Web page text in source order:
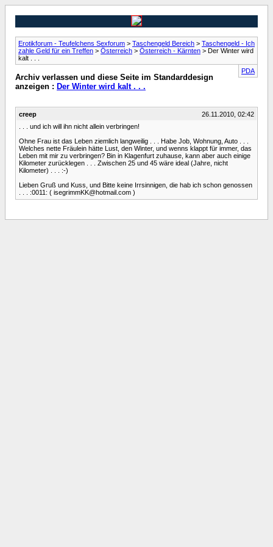
Erotikforum - Teufelchens Sexforum > Taschengeld Bereich > Taschengeld - Ich
zahle Geld für ein Treffen > Österreich > Österreich - Kärnten > Der Winter wird
kalt . . .
PDA
Archiv verlassen und diese Seite im Standarddesign
anzeigen : Der Winter wird kalt . . .
creep
26.11.2010, 02:42
. . . und ich will ihn nicht allein verbringen!
Ohne Frau ist das Leben ziemlich langweilig . . . Habe Job, Wohnung, Auto . . .
Welches nette Fräulein hätte Lust, den Winter, und wenns klappt für immer, das
Leben mit mir zu verbringen? Bin in Klagenfurt zuhause, kann aber auch einige
Kilometer zurücklegen . . . Zwischen 25 und 45 wäre ideal (Jahre, nicht
Kilometer) . . . :-)
Lieben Gruß und Kuss, und Bitte keine Irrsinnigen, die hab ich schon genossen
. . . :0011: ( isegrimmKK@hotmail.com )